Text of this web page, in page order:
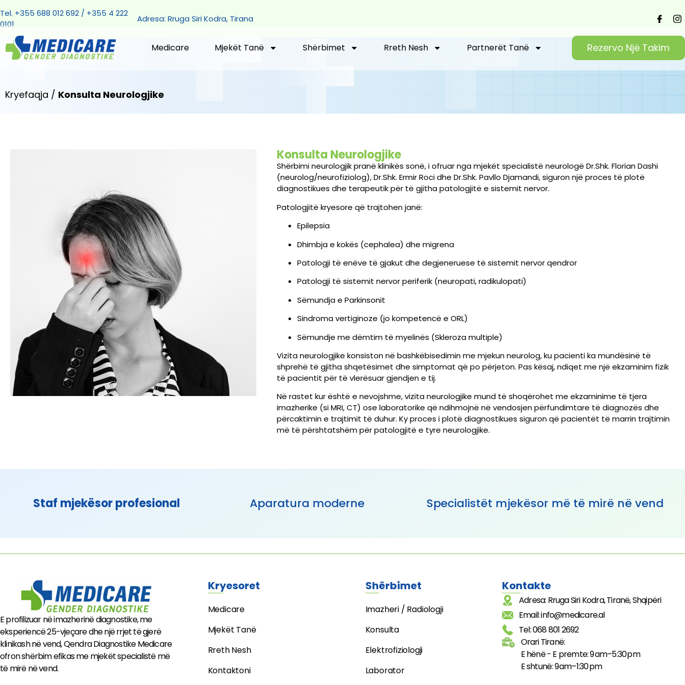
Tel. +355 688 012 692 / +355 4 222
0101
Adresa: Rruga Siri Kodra, Tirana
Medicare Mjekët Tanë Shërbimet Rreth Nesh Partnerët Tanë Rezervo Një Takim
Kryefaqja / Konsulta Neurologjike
Konsulta Neurologjike
Shërbimi neurologjik pranë klinikës sonë, i ofruar nga mjekët specialistë neurologë Dr.Shk. Florian Dashi
(neurolog/neurofiziolog), Dr.Shk. Ermir Roci dhe Dr.Shk. Pavllo Djamandi, siguron një proces të plotë
diagnostikues dhe terapeutik për të gjitha patologjitë e sistemit nervor.
Patologjitë kryesore që trajtohen janë:
Epilepsia
Dhimbja e kokës (cephalea) dhe migrena
Patologji të enëve të gjakut dhe degjeneruese të sistemit nervor qendror
Patologji të sistemit nervor periferik (neuropati, radikulopati)
Sëmundja e Parkinsonit
Sindroma vertiginoze (jo kompetencë e ORL)
Sëmundje me dëmtim të myelinës (Skleroza multiple)
Vizita neurologjike konsiston në bashkëbisedimin me mjekun neurolog, ku pacienti ka mundësinë të
shprehë të gjitha shqetësimet dhe simptomat që po përjeton. Pas kësaj, ndiqet me një ekzaminim fizik
të pacientit për të vlerësuar gjendjen e tij.
Në rastet kur është e nevojshme, vizita neurologjike mund të shoqërohet me ekzaminime të tjera
imazherike (si MRI, CT) ose laboratorike që ndihmojnë në vendosjen përfundimtare të diagnozës dhe
përcaktimin e trajtimit të duhur. Ky proces i plotë diagnostikues siguron që pacientët të marrin trajtimin
më të përshtatshëm për patologjitë e tyre neurologjike.
Staf mjekësor profesional Aparatura moderne Specialistët mjekësor më të mirë në vend
E profilizuar në imazherinë diagnostike, me
eksperiencë 25-vjeçare dhe një rrjet të gjerë
klinikash në vend, Qendra Diagnostike Medicare
ofron shërbim efikas me mjekët specialistë më
të mirë në vend.
Kryesoret
Medicare
Mjekët Tanë
Rreth Nesh
Kontaktoni
Shërbimet
Imazheri / Radiologji
Konsulta
Elektrofiziologji
Laborator
Kontakte
Adresa: Rruga Siri Kodra, Tiranë, Shqipëri
Email: info@medicare.al
Tel: 068 801 2692
Orari Tiranë:
E hënë - E premte: 9 am–5:30 pm
E shtunë: 9 am–1:30 pm